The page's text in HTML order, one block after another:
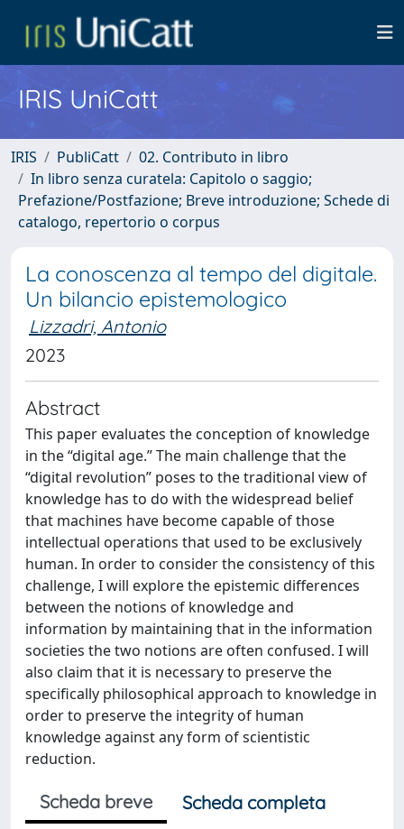
IRIS UniCatt
IRIS PubliCatt
02. Contributo in libro
In libro senza curatela: Capitolo o saggio;
Prefazione/Postfazione; Breve introduzione; Schede di
catalogo, repertorio o corpus
La conoscenza al tempo del digitale.
Un bilancio epistemologico
Lizzadri, Antonio
2023
Abstract
This paper evaluates the conception of knowledge
in the “digital age.” The main challenge that the
“digital revolution” poses to the traditional view of
knowledge has to do with the widespread belief
that machines have become capable of those
intellectual operations that used to be exclusively
human. In order to consider the consistency of this
challenge, I will explore the epistemic differences
between the notions of knowledge and
information by maintaining that in the information
societies the two notions are often confused. I will
also claim that it is necessary to preserve the
specifically philosophical approach to knowledge in
order to preserve the integrity of human
knowledge against any form of scientistic
reduction.
Scheda breve
Scheda completa